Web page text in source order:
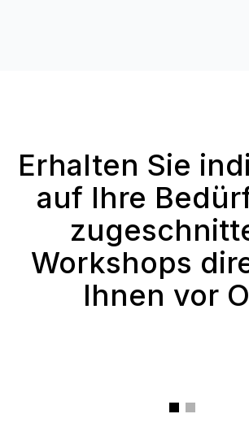
Erhalten Sie
auf Ihre
Workshops
Ihnen vor